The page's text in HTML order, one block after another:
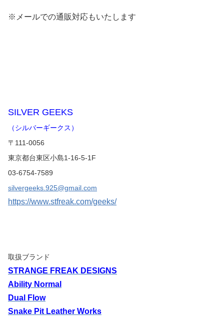
※メールでの通販対応もいたします
SILVER GEEKS
（シルバーギークス）
〒111-0056
東京都台東区小島1-16-5-1F
03-6754-7589
silvergeeks.925@gmail.com
https://www.stfreak.com/geeks/
取扱ブランド
STRANGE FREAK DESIGNS
Ability Normal
Dual Flow
Snake Pit Leather Works